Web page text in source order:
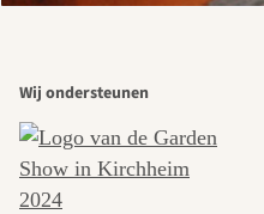
Wij ondersteunen